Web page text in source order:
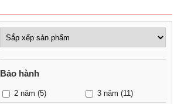
Bảo hành
2 năm (5) 3 năm (11)